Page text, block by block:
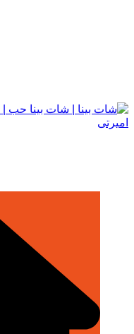
التجاوز
إلى